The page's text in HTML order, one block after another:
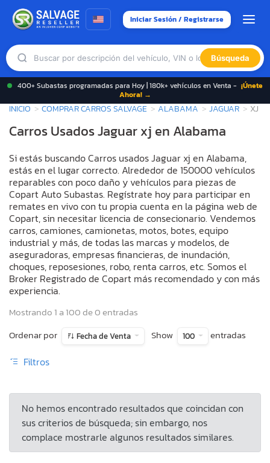
Iniciar Sesión / Registrarse
Búsqueda
400+ Subastas programadas para Hoy | 180k+ vehículos en Venta - ¡Únete
Ahora! →
INICIO COMPRAR CARROS SALVAGE ALABAMA JAGUAR XJ
Carros Usados Jaguar xj en Alabama
Si estás buscando Carros usados Jaguar xj en Alabama,
estás en el lugar correcto. Alrededor de 150000 vehículos
reparables con poco daño y vehículos para piezas de
Copart Auto Subastas. Regístrate hoy para participar en
remates en vivo con tu propia cuenta en la página web de
Copart, sin necesitar licencia de consecionario. Vendemos
carros, camiones, camionetas, motos, botes, equipo
industrial y más, de todas las marcas y modelos, de
aseguradoras, empresas financieras, de inundación,
choques, reposesiones, robo, renta carros, etc. Somos el
Broker Registrado de Copart más recomendado y con más
experiencia.
Mostrando 1 a 100 de 0 entradas
Ordenar por
Fecha de Venta Show 100 entradas
Filtros
No hemos encontrado resultados que coincidan con
sus criterios de búsqueda; sin embargo, nos
complace mostrarle algunos resultados similares.